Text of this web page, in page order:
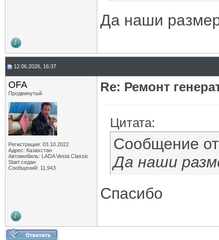
Да наши
12.06.2026, 16:37
OFA
Продвинутый
Регистрация: 03.10.2022
Адрес: Казахстан
Автомобиль: LADA Vesta Classic
Start седан
Сообщений: 11,943
Re: Ремонт
Цитата:
Сообщение
Да наши
Спасибо